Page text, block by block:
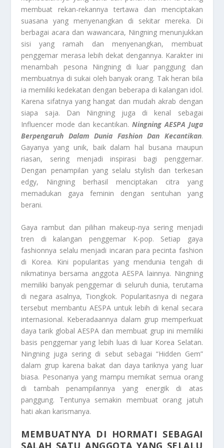
membuat rekan-rekannya tertawa dan menciptakan
suasana yang menyenangkan di sekitar mereka. Di
berbagai acara dan wawancara, Ningning menunjukkan
sisi yang ramah dan menyenangkan, membuat
penggemar merasa lebih dekat dengannya. Karakter ini
menambah pesona Ningning di luar panggung dan
membuatnya di sukai oleh banyak orang. Tak heran bila
ia memiliki kedekatan dengan beberapa di kalangan idol.
Karena sifatnya yang hangat dan mudah akrab dengan
siapa saja. Dan Ningning juga di kenal sebagai
Influencer mode dan kecantikan. Ningning AESPA Juga
Berpengaruh Dalam Dunia Fashion Dan Kecantikan.
Gayanya yang unik, baik dalam hal busana maupun
riasan, sering menjadi inspirasi bagi penggemar.
Dengan penampilan yang selalu stylish dan terkesan
edgy, Ningning berhasil menciptakan citra yang
memadukan gaya feminin dengan sentuhan yang
berani.
Gaya rambut dan pilihan makeup-nya sering menjadi
tren di kalangan penggemar K-pop. Setiap gaya
fashionnya selalu menjadi incaran para pecinta fashion
di Korea. Kini popularitas yang mendunia tengah di
nikmatinya bersama anggota AESPA lainnya. Ningning
memiliki banyak penggemar di seluruh dunia, terutama
di negara asalnya, Tiongkok. Popularitasnya di negara
tersebut membantu AESPA untuk lebih di kenal secara
internasional. Keberadaannya dalam grup memperkuat
daya tarik global AESPA dan membuat grup ini memiliki
basis penggemar yang lebih luas di luar Korea Selatan.
Ningning juga sering di sebut sebagai “Hidden Gem”
dalam grup karena bakat dan daya tariknya yang luar
biasa. Pesonanya yang mampu memikat semua orang
di tambah penampilannya yang energik di atas
panggung. Tentunya semakin membuat orang jatuh
hati akan karismanya.
MEMBUATNYA DI HORMATI SEBAGAI
SALAH SATU ANGGOTA YANG SELALU